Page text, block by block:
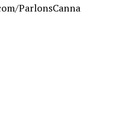
ParlonsCanna